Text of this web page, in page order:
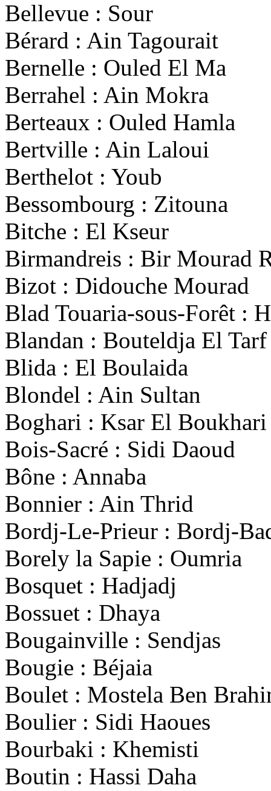
Bellevue : Sour
Bérard : Ain Tagourait
Bernelle : Ouled El Ma
Berrahel : Ain Mokra
Berteaux : Ouled Hamla
Bertville : Ain Laloui
Berthelot : Youb
Bessombourg : Zitouna
Bitche : El Kseur
Birmandreis : Bir Mourad
Bizot : Didouche Mourad
Blad Touaria-sous-Forêt :
Blandan : Bouteldja El Tarf
Blida : El Boulaida
Blondel : Ain Sultan
Boghari : Ksar El Boukhari
Bois-Sacré : Sidi Daoud
Bône : Annaba
Bonnier : Ain Thrid
Bordj-Le-Prieur : Bordj-
Borely la Sapie : Oumria
Bosquet : Hadjadj
Bossuet : Dhaya
Bougainville : Sendjas
Bougie : Béjaia
Boulet : Mostela Ben
Boulier : Sidi Haoues
Bourbaki : Khemisti
Boutin : Hassi Daha